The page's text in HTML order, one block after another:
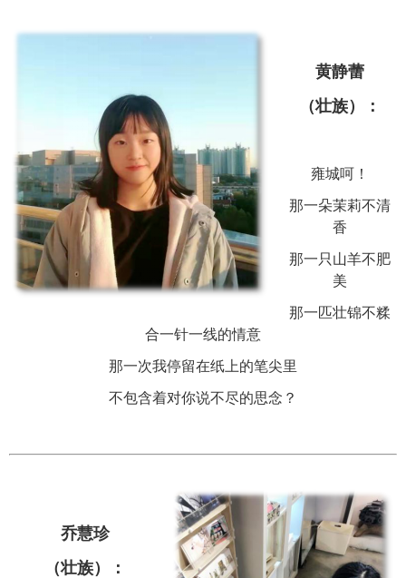
黄静蕾
（壮族）：
雍城呵！
那一朵茉莉不清
香
那一只山羊不肥
美
那一匹壮锦不糅
合一针一线的情意
那一次我停留在纸上的笔尖里
不包含着对你说不尽的思念？
乔慧珍
（壮族）：